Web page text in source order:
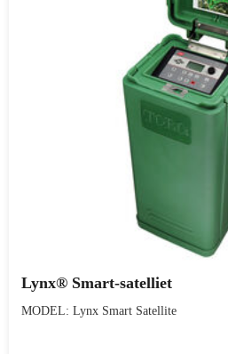
Lynx® Smart-satelliet
MODEL: Lynx Smart Satellite